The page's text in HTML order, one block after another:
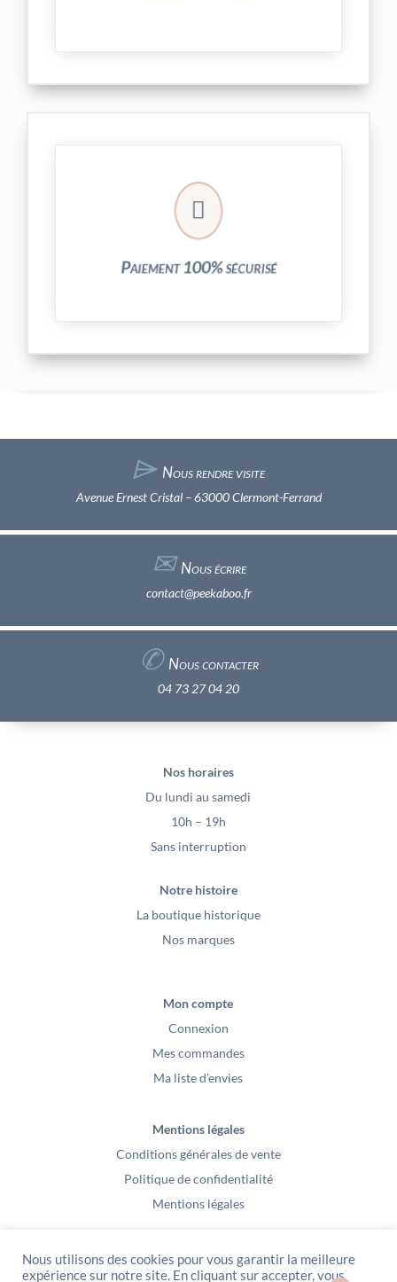

Paiement 100% sécurisé
Vos transactions par carte bancaire sont
entièrement sécurisées grâce au système
crypté de notre partenaire PayPlug.
⌲ Nous rendre visite
Avenue Ernest Cristal – 63000 Clermont-Ferrand
✉︎Nous écrire
contact@peekaboo.fr
✆ Nous contacter
04 73 27 04 20
Nos horaires
Du lundi au samedi
10h – 19h
Sans interruption
Notre histoire
La boutique historique
Nos marques
Mon compte
Connexion
Mes commandes
Ma liste d’envies
Mentions légales
Conditions générales de vente
Politique de confidentialité
Mentions légales
Nous utilisons des cookies pour vous garantir la meilleure
expérience sur notre site. En cliquant sur accepter, vous